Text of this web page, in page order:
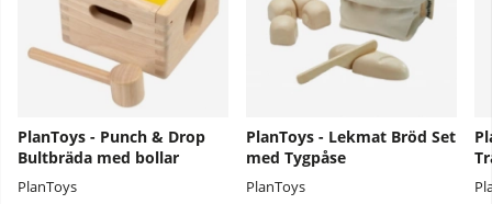
PlanToys - Punch & Drop
Bultbräda med bollar
PlanToys
PlanToys - Lekmat Bröd Set
med Tygpåse
PlanToys